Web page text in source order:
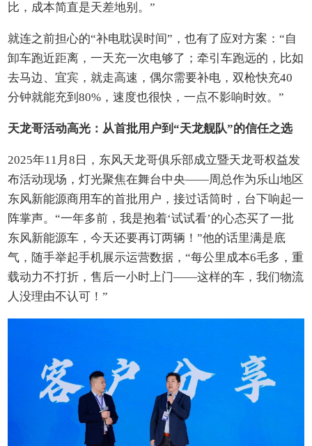
比，成本简直是天差地别。”
就连之前担心的“补电耽误时间”，也有了应对方案：“自
卸车跑近距离，一天充一次电够了；牵引车跑远的，比如
去马边、宜宾，就走高速，偶尔需要补电，双枪快充40
分钟就能充到80%，速度也很快，一点不影响时效。”
天龙哥活动高光：从首批用户到“天龙舰队”的信任之选
2025年11月8日，东风天龙哥俱乐部成立暨天龙哥权益发
布活动现场，灯光聚焦在舞台中央——周总作为乐山地区
东风新能源商用车的首批用户，接过话筒时，台下响起一
阵掌声。“一年多前，我是抱着‘试试看’的心态买了一批
东风新能源车，今天还要再订两辆！”他的话里满是底
气，随手举起手机展示运营数据，“每公里成本6毛多，重
载动力不打折，售后一小时上门——这样的车，我们物流
人没理由不认可！”